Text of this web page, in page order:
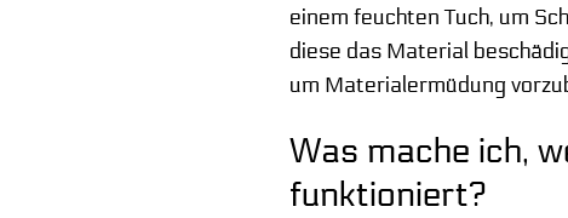
einem feuchten Tuch, um
diese das Material
um Materialermüdung
Was mache ich,
funktioniert?